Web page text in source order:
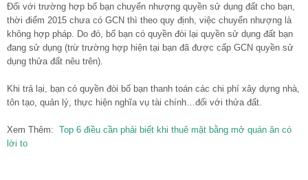
Đối với trường hợp bố bạn chuyển nhượng quyền sử dụng đất cho bạn,
thời điểm 2015 chưa có GCN thì theo quy định, việc chuyển nhượng là
không hợp pháp. Do đó, bố bạn có quyền đòi lại quyền sử dụng đất bạn
đang sử dụng (trừ trường hợp hiện tại bạn đã được cấp GCN quyền sử
dụng thửa đất nêu trên).
Khi trả lại, bạn có quyền đòi bố bạn thanh toán các chi phí xây dựng nhà,
tôn tạo, quản lý, thực hiện nghĩa vụ tài chính…đối với thửa đất.
Xem Thêm: Top 6 điều cần phải biết khi thuê mặt bằng mở quán ăn có
lời to